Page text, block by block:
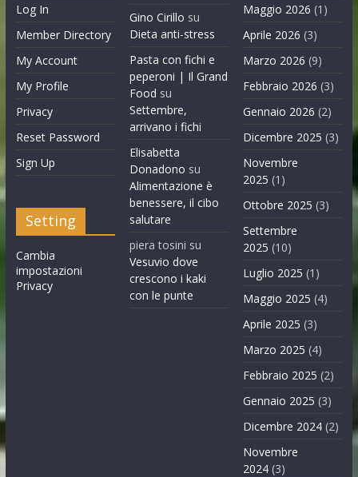
Log In
Member Directory
My Account
My Profile
Privacy
Reset Password
Sign Up
Setting
Cambia
impostazioni
Privacy
Gino Cirillo su
Dieta anti-stress
Pasta con fichi e
peperoni | Il Grand
Food su
Settembre,
arrivano i fichi
Elisabetta
Donadono su
Alimentazione è
benessere, il cibo
salutare
piera tosini su
Vesuvio dove
crescono i kaki
con le punte
Maggio 2026 (1)
Aprile 2026 (3)
Marzo 2026 (9)
Febbraio 2026 (3)
Gennaio 2026 (2)
Dicembre 2025 (3)
Novembre
2025 (1)
Ottobre 2025 (3)
Settembre
2025 (10)
Luglio 2025 (1)
Maggio 2025 (4)
Aprile 2025 (3)
Marzo 2025 (4)
Febbraio 2025 (2)
Gennaio 2025 (3)
Dicembre 2024 (2)
Novembre
2024 (3)